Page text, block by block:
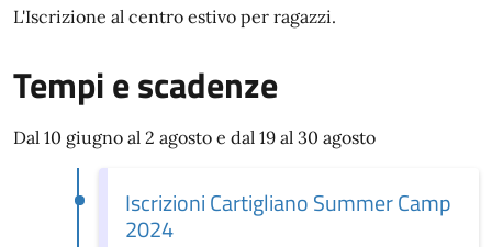
L'Iscrizione al centro estivo per ragazzi.
Tempi e scadenze
Dal 10 giugno al 2 agosto e dal 19 al 30 agosto
Iscrizioni Cartigliano Summer Camp
2024